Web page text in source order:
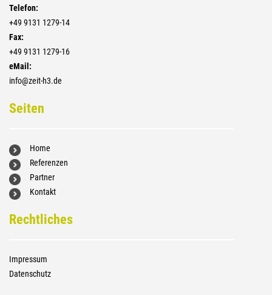
Telefon:
+4­9 9131 1279-14
Fax:
+4­9 9131 1279-16
eMail:
info@zeit-h3.de
Seiten
Home
Referenzen
Partner
Kontakt
Rechtliches
Impressum
Datenschutz